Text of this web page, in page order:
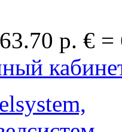
63.70 р. € =